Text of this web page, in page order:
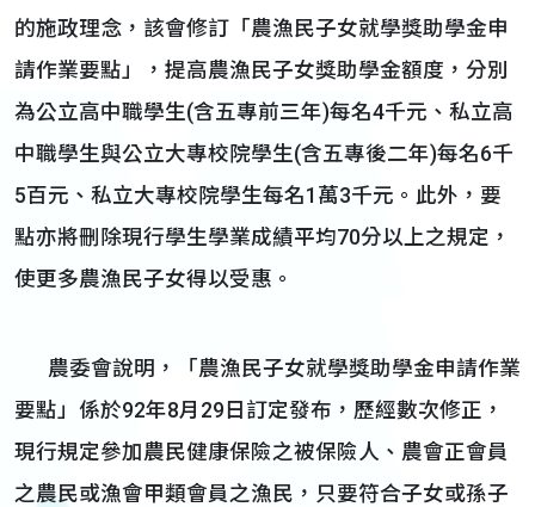
的施政理念，該會修訂「農漁民子女就學獎助學金申
請作業要點」，提高農漁民子女獎助學金額度，分別
為公立高中職學生(含五專前三年)每名4千元、私立高
中職學生與公立大專校院學生(含五專後二年)每名6千
5百元、私立大專校院學生每名1萬3千元。此外，要
點亦將刪除現行學生學業成績平均70分以上之規定，
使更多農漁民子女得以受惠。
農委會說明，「農漁民子女就學獎助學金申請作業
要點」係於92年8月29日訂定發布，歷經數次修正，
現行規定參加農民健康保險之被保險人、農會正會員
之農民或漁會甲類會員之漁民，只要符合子女或孫子